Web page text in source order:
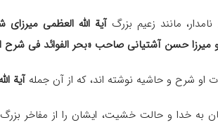
مانند زعیم بزرگ آیة الله العظمی میرزای
و میرزا حسن آشتیانی صاحب «بحر الفوائد فی شرح
او شرح و حاشیه نوشته اند، که از آن جملهآیة
به خدا و حالت خشیت، ایشان را از مفاخر